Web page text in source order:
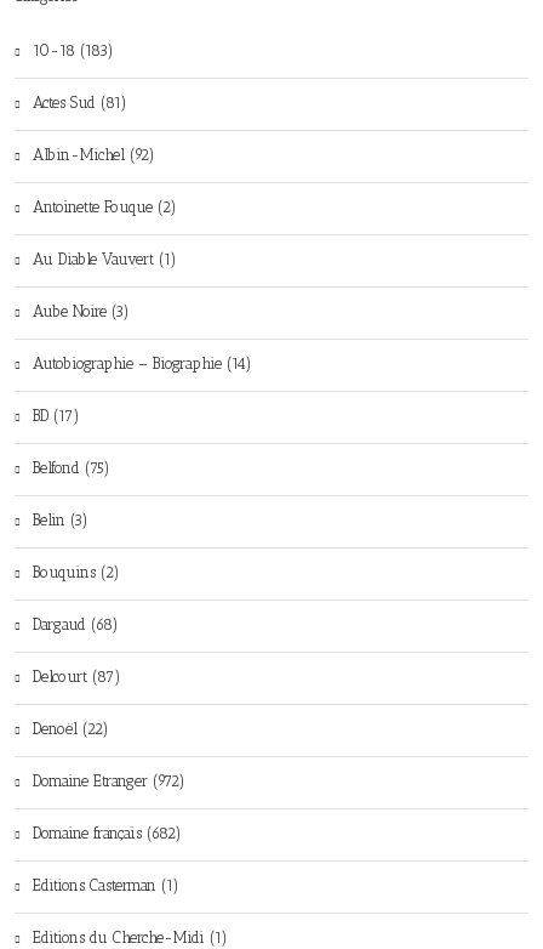
10-18 (183)
Actes Sud (81)
Albin-Michel (92)
Antoinette Fouque (2)
Au Diable Vauvert (1)
Aube Noire (3)
Autobiographie – Biographie (14)
BD (17)
Belfond (75)
Belin (3)
Bouquins (2)
Dargaud (68)
Delcourt (87)
Denoël (22)
Domaine Etranger (972)
Domaine français (682)
Editions Casterman (1)
Editions du Cherche-Midi (1)